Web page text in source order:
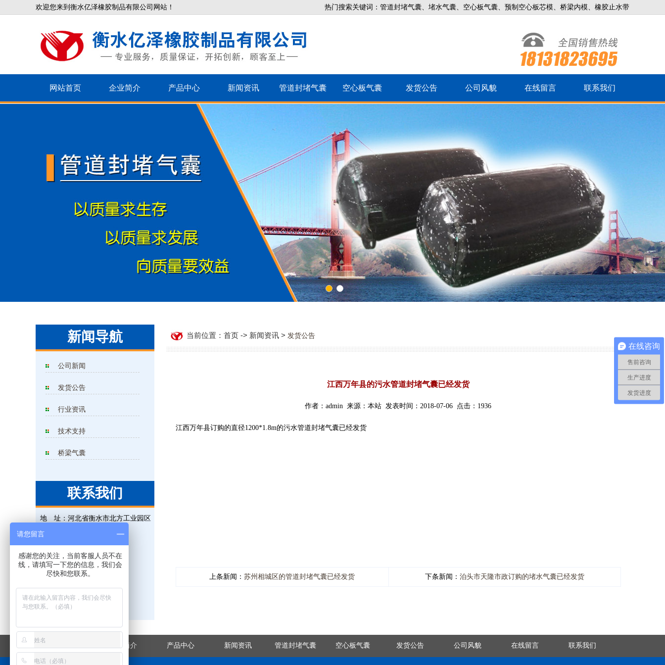
欢迎您来到衡水亿泽橡胶制品有限公司网站！ 热门搜索关键词：管道封堵气囊、堵水气囊、空心板气囊、预制空心板芯模、桥梁内模、橡胶止水带
网站首页 企业简介 产品中心 新闻资讯 管道封堵气囊 空心板气囊 发货公告 公司风貌 在线留言 联系我们
1 2
新闻导航
公司新闻
发货公告
行业资讯
技术支持
桥梁气囊
联系我们
地 址： 河北省衡水市北方工业园区
电 话：
手 机：18131823695
传 真：0318-5225315
网 址：www.hsxjgs.com
当前位置：首页 -> 新闻资讯 > 发货公告
江西万年县的污水管道封堵气囊已经发货
作者：admin 来源：本站 发表时间：2018-07-06 点击：1936
江西万年县订购的直径1200*1.8m的污水管道封堵气囊已经发货
上条新闻： 苏州相城区的管道封堵气囊已经发货 下条新闻： 泊头市天隆市政订购的堵水气囊已经发货
企业简介 产品中心 新闻资讯 管道封堵气囊 空心板气囊 发货公告 公司风貌 在线留言 联系我们
在线咨询
售前咨询
生产进度
发货进度
请您留言
感谢您的关注，当前客服人员不在
线，请填写一下您的信息，我们会
尽快和您联系。